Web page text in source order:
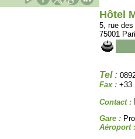
Hôtel
5, rue des
75001
Tel :
Fax : +33
Contact :
Gare :
Aéroport :